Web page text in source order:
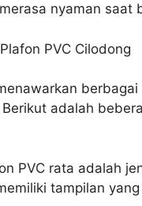
nyaman saat
PVC Cilodong
adalah
PVC rata adalah
tampilan